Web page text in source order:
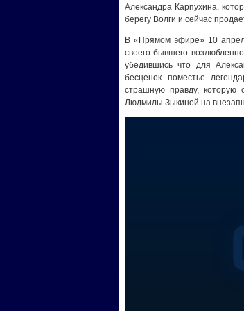
Александра Карпухина,
берегу Волги и сейчас
В «Прямом эфире» 10
своего бывшего
убедившись что для
бесценок поместье
страшную правду, которую
Людмилы Зыкиной на